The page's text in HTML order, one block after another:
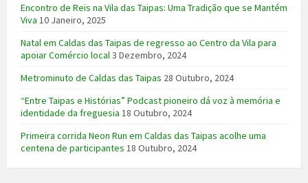
Encontro de Reis na Vila das Taipas: Uma Tradição que se Mantém
Viva 10 Janeiro, 2025
Natal em Caldas das Taipas de regresso ao Centro da Vila para
apoiar Comércio local3 Dezembro, 2024
Metrominuto de Caldas das Taipas 28 Outubro, 2024
“Entre Taipas e Histórias” Podcast pioneiro dá voz à memória e
identidade da freguesia 18 Outubro, 2024
Primeira corrida Neon Run em Caldas das Taipas acolhe uma
centena de participantes 18 Outubro, 2024